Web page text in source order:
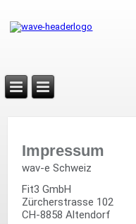
Impressum
wav-e Schweiz
Fit3 GmbH
Zürcherstrasse 102
CH-8858 Altendorf